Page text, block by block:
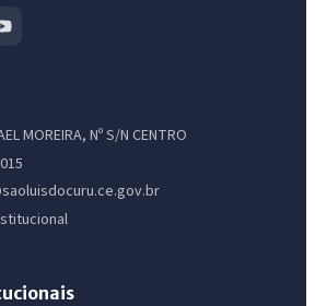
MOREIRA, Nº S/N CENTRO